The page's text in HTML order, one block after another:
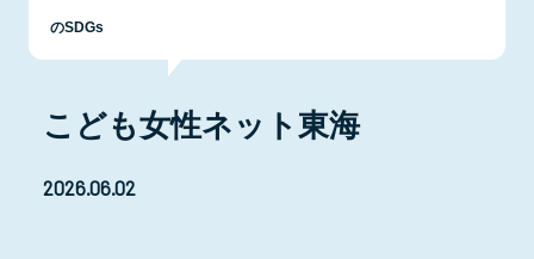
のSDGs
こども女性ネット東海
2026.06.02